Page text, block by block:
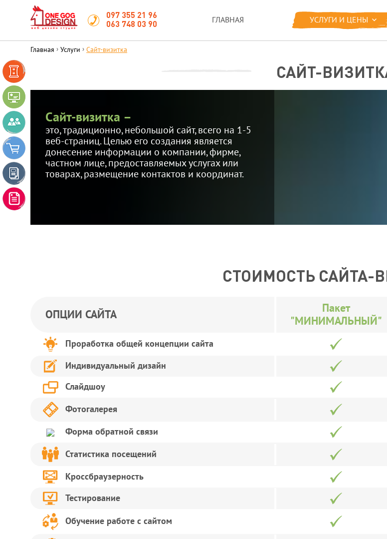
097 355 21 96
063 748 03 90
ГЛАВНАЯ УСЛУГИ И ЦЕНЫ
КОРПОРАТИВНЫЙ
ИНТЕРНЕТ-
МАГАЗИН
КАТАЛОГ
Главная › Услуги › Сайт-визитка
САЙТ-
Сайт-визитка –
это, традиционно, небольшой сайт, всего на 1-5
веб-страниц. Целью его создания является
донесение информации о компании, фирме,
частном лице, предоставляемых услугах или
товарах, размещение контактов и координат.
СТОИМОСТЬ САЙТА-
ОПЦИИ САЙТА
Пакет
"МИНИМАЛЬНЫЙ"
Проработка общей концепции сайта
Индивидуальный дизайн
Слайдшоу
Фотогалерея
Форма обратной связи
Статистика посещений
Кроссбраузерность
Тестирование
Обучение работе с сайтом